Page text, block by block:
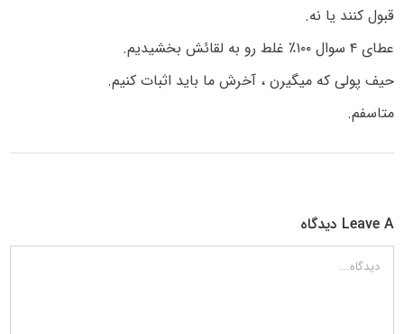
قبول کنند یا نه.
عطای ۴ سوال ۱۰۰٪ غلط رو به لقائش بخشیدیم.
حیف پولی که میگیرن ، آخرش ما باید اثبات کنیم.
متاسفم.
Leave A دیدگاه
دیدگاه